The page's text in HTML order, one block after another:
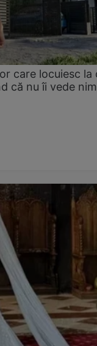
care locuiesc la
că nu îi vede